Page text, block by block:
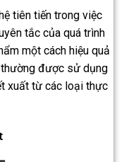
tiên tiến trong việc
tắc của quá trình
một cách hiệu quả
thường được sử dụng
xuất từ các loại thực